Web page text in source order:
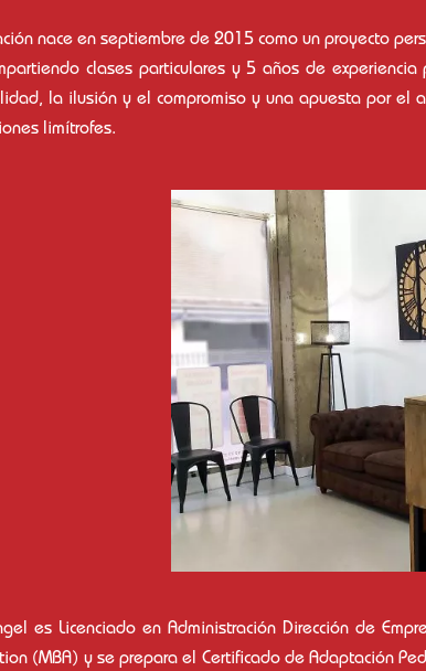
nace en septiembre de 2015 como un proyecto
clases particulares y 5 años de
la ilusión y el compromiso y una apuesta por el
limítrofes.
es Licenciado en Administración Dirección de
(MBA) y se prepara el Certificado de Adaptación